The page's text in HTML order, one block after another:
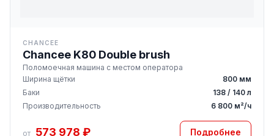
CHANCEE
Chancee K80 Double brush
Поломоечная машина с местом оператора
Ширина щётки
800 мм
Баки
138 / 140 л
Производительность
6 800 м²/ч
от 573 978 ₽ Подробнее